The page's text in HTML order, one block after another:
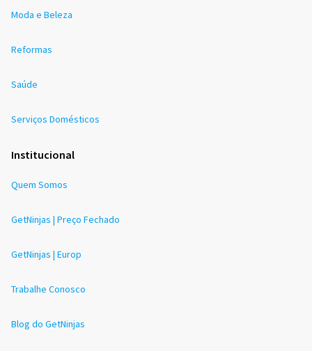
Moda e Beleza
Reformas
Saúde
Serviços Domésticos
Institucional
Quem Somos
GetNinjas | Preço Fechado
GetNinjas | Europ
Trabalhe Conosco
Blog do GetNinjas